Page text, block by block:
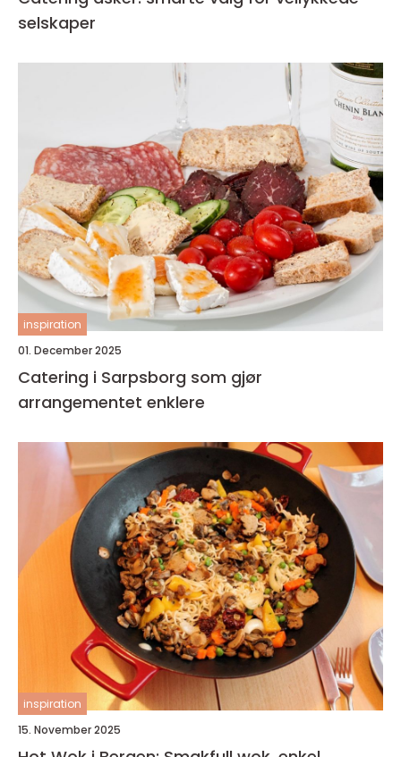
selskaper
inspiration
01. December 2025
Catering i Sarpsborg som gjør
arrangementet enklere
inspiration
15. November 2025